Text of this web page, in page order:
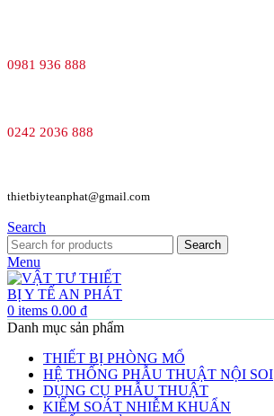
0981 936 888
0242 2036 888
thietbiyteanphat@gmail.com
Search
Search
Menu
0 items 0.00 ₫
Danh mục sản phẩm
THIẾT BỊ PHÒNG MỔ
HỆ THỐNG PHẪU THUẬT NỘI SOI
DỤNG CỤ PHẪU THUẬT
KIẾM SOÁT NHIỄM KHUẨN